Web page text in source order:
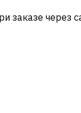
заказе через